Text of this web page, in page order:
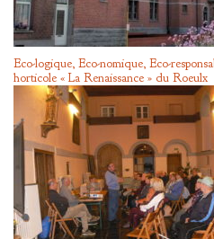
Eco-logique, Eco-nomique, Eco-
horticole « La Renaissance » du Roeulx